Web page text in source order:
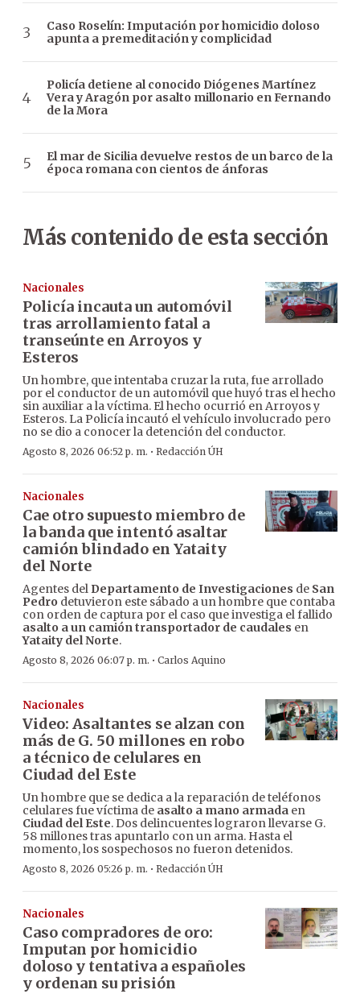
Caso Roselín: Imputación por homicidio doloso
apunta a premeditación y complicidad
Policía detiene al conocido Diógenes Martínez
Vera y Aragón por asalto millonario en Fernando
de la Mora
El mar de Sicilia devuelve restos de un barco de la
época romana con cientos de ánforas
Más contenido de esta sección
Nacionales
Policía incauta un automóvil
tras arrollamiento fatal a
transeúnte en Arroyos y
Esteros
Un hombre, que intentaba cruzar la ruta, fue arrollado
por el conductor de un automóvil que huyó tras el hecho
sin auxiliar a la víctima. El hecho ocurrió en Arroyos y
Esteros. La Policía incautó el vehículo involucrado pero
no se dio a conocer la detención del conductor.
Agosto 8, 2026 06:52 p. m. · Redacción ÚH
Nacionales
Cae otro supuesto miembro de
la banda que intentó asaltar
camión blindado en Yataity
del Norte
Agentes del Departamento de Investigaciones de San
Pedro detuvieron este sábado a un hombre que contaba
con orden de captura por el caso que investiga el fallido
asalto a un camión transportador de caudales en
Yataity del Norte.
Agosto 8, 2026 06:07 p. m. · Carlos Aquino
Nacionales
Video: Asaltantes se alzan con
más de G. 50 millones en robo
a técnico de celulares en
Ciudad del Este
Un hombre que se dedica a la reparación de teléfonos
celulares fue víctima de asalto a mano armada en
Ciudad del Este. Dos delincuentes lograron llevarse G.
58 millones tras apuntarlo con un arma. Hasta el
momento, los sospechosos no fueron detenidos.
Agosto 8, 2026 05:26 p. m. · Redacción ÚH
Nacionales
Caso compradores de oro:
Imputan por homicidio
doloso y tentativa a españoles
y ordenan su prisión